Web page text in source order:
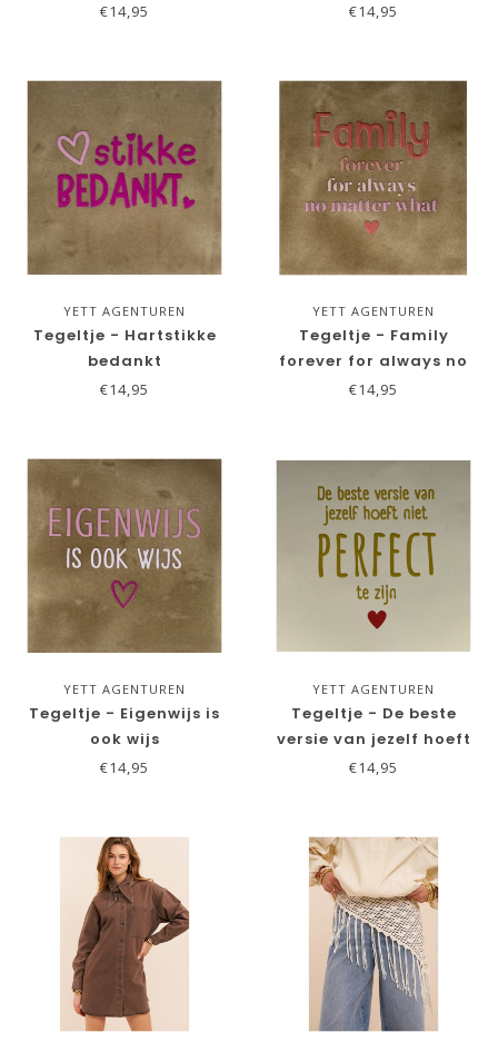
€14,95 €14,95
YETT AGENTUREN
Tegeltje - Hartstikke
bedankt
€14,95
YETT AGENTUREN
Tegeltje - Family
forever for always no
matter what
€14,95
YETT AGENTUREN
Tegeltje - Eigenwijs is
ook wijs
€14,95
YETT AGENTUREN
Tegeltje - De beste
versie van jezelf hoeft
niet perfect te zijn
€14,95